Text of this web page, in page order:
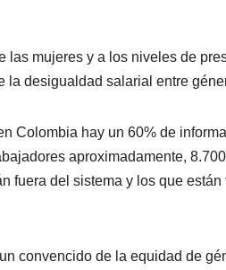
mujeres y a los niveles de
la desigualdad salarial entre
Colombia hay un 60% de
aproximadamente,
fuera del sistema y los que están
convencido de la equidad de